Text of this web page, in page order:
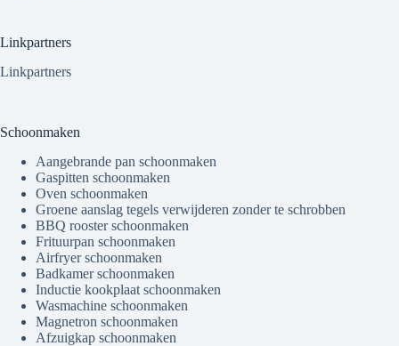
Linkpartners
Linkpartners
Schoonmaken
Aangebrande pan schoonmaken
Gaspitten schoonmaken
Oven schoonmaken
Groene aanslag tegels verwijderen zonder te schrobben
BBQ rooster schoonmaken
Frituurpan schoonmaken
Airfryer schoonmaken
Badkamer schoonmaken
Inductie kookplaat schoonmaken
Wasmachine schoonmaken
Magnetron schoonmaken
Afzuigkap schoonmaken